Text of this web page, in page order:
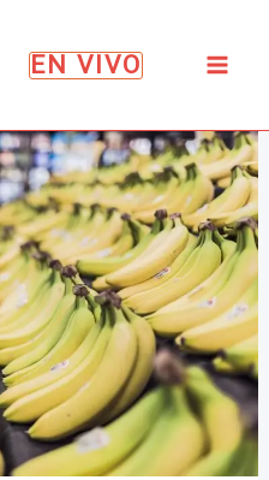
EN VIVO